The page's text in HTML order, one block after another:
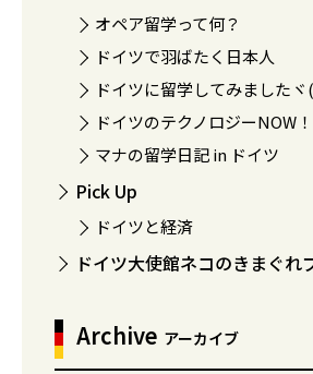
オペア留学って何？
ドイツで羽ばたく日本人
ドイツに留学してみました
ドイツのテクノロジーNOW！
マナの留学日記 in ドイツ
Pick Up
ドイツと経済
ドイツ大使館ネコのきまぐれ
Archive アーカイブ